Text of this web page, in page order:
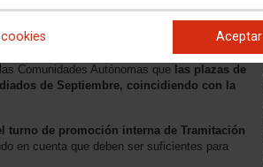
Aceptar
Comunidades Autónomas que las plazas de
de Septiembre, coincidiendo con la
turno de promoción interna de Tramitación
en cuenta que deben ser suficientes para